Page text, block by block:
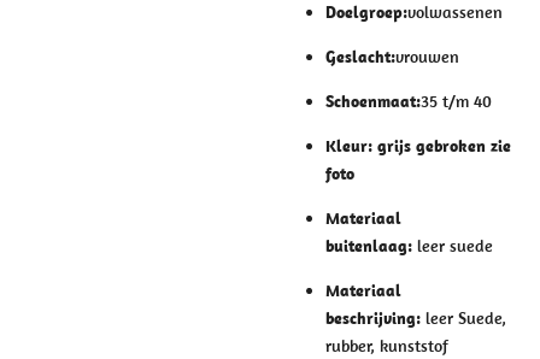
Doelgroep:volwassenen
Geslacht:vrouwen
Schoenmaat:35 t/m 40
Kleur: grijs gebroken zie
foto
Materiaal
buitenlaag: leer suede
Materiaal
beschrijving: leer Suede,
rubber, kunststof